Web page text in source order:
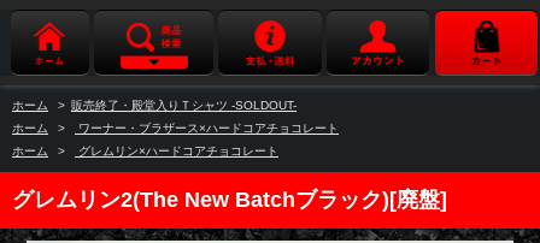
ホーム > 販売終了・殿堂入りＴシャツ -SOLDOUT-
ホーム
>
ワーナー・ブラザース×ハードコアチョコレート
ホーム
> グレムリン×ハードコアチョコレート
グレムリン2(The New Batchブラック)[廃盤]